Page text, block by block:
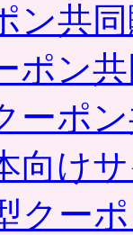
ン共
ポン
ーポ
向け
クー